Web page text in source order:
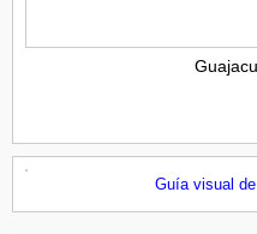
Guía visual